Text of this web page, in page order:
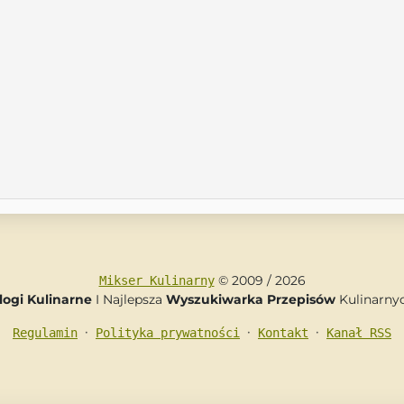
Mikser Kulinarny© 2009 / 2026
Kulinarne I Najlepsza Wyszukiwarka Przepisów
Regulamin • Polityka prywatności • Kontakt • Kanał RSS